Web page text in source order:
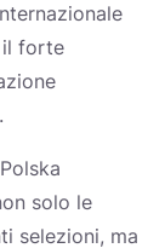
il forte
solo le
selezioni, ma